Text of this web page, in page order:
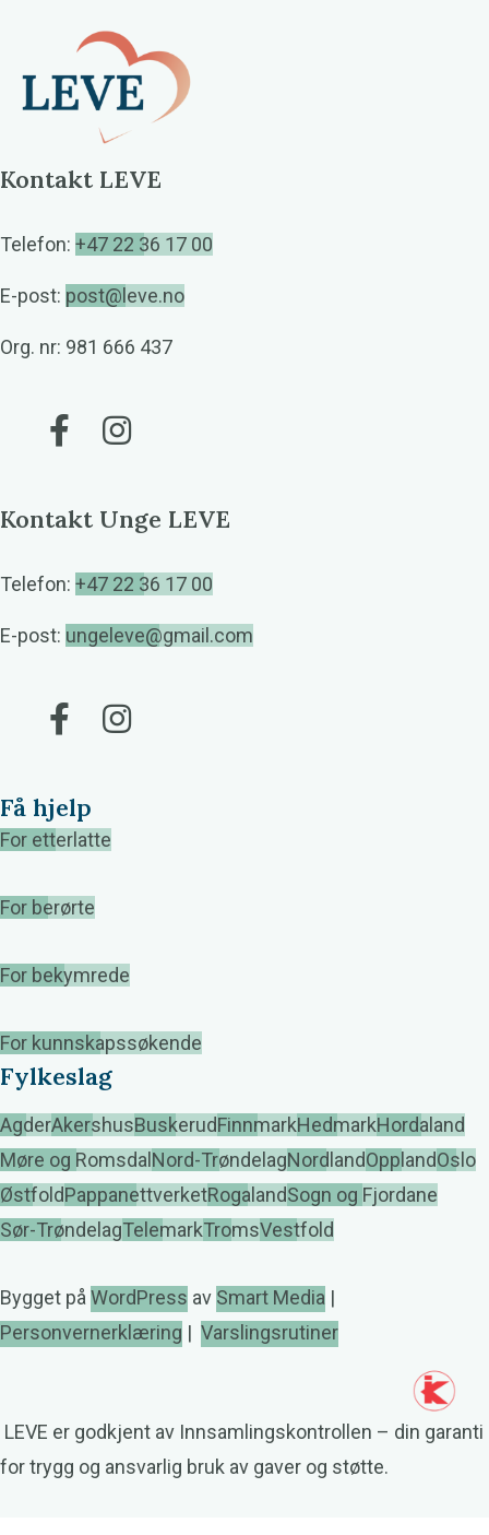
Kontakt LEVE
Telefon: +47 22 36 17 00
E-post: post@leve.no
Org. nr: 981 666 437
Gå til vår Facebook
Gå til vår Instagram
Kontakt Unge LEVE
Telefon: +47 22 36 17 00
E-post: ungeleve@gmail.com
Gå til vår Facebook
Gå til vår Instagram
Få hjelp
For etterlatte
For berørte
For bekymrede
For kunnskapssøkende
Fylkeslag
AgderAkershusBuskerudFinnmarkHedmarkHordaland
Møre og Romsdal Nord-TrøndelagNordlandOpplandOslo
ØstfoldPappanettverketRogalandSogn og Fjordane
Sør-TrøndelagTelemarkTromsVestfold
Bygget påWordPress av Smart Media |
Personvernerklæring | Varslingsrutiner
LEVE er godkjent av Innsamlingskontrollen – din garanti
for trygg og ansvarlig bruk av gaver og støtte.